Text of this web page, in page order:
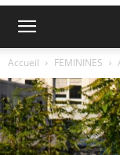
Accueil FEMININES